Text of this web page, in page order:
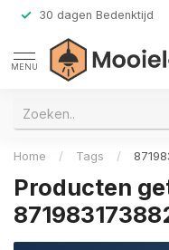
30 dagen Bedenktijd
MENU
Home / Tags /
Producten